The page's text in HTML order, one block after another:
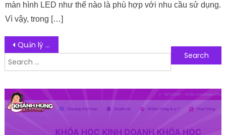
màn hình LED như thế nào là phù hợp với nhu cầu sử dụng.
Vì vậy, trong […]
Post navigation
Quản lý nhà trọ bằng phần mềm hay thủ công?
Search for:
Follow